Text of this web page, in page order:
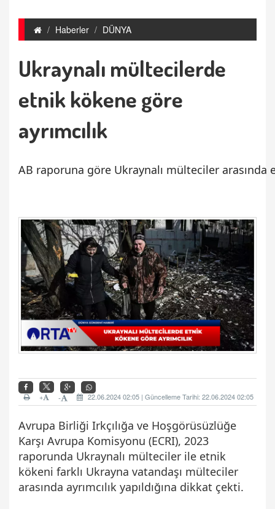
Haberler DÜNYA
Ukraynalı mültecilerde
etnik kökene göre
ayrımcılık
AB raporuna göre Ukraynalı mülteciler arasında
22.06.2024 02:05 | Güncelleme Tarihi: 22.06.2024 02:05
-
+
Avrupa Birliği Irkçılığa ve Hoşgörüsüzlüğe
Karşı Avrupa Komisyonu (ECRI), 2023
raporunda Ukraynalı mülteciler ile etnik
kökeni farklı Ukrayna vatandaşı mülteciler
arasında ayrımcılık yapıldığına dikkat çekti.